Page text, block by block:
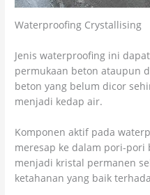
Waterproofing Crystallising
Jenis waterproofing ini
permukaan beton ataupun
beton yang belum dicor
menjadi kedap air.
Komponen aktif pada
meresap ke dalam pori-
menjadi kristal permanen
ketahanan yang baik